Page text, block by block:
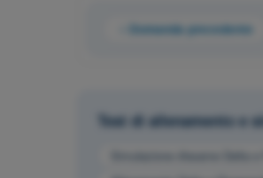
Domanda precedente
Test di allenamento e
Simulazione d'esame Delta